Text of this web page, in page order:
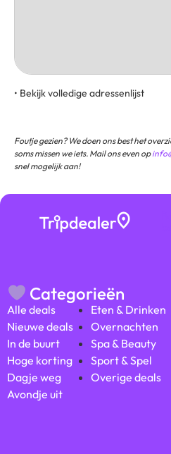
• Bekijk volledige adressenlijst
Foutje gezien? We doen ons best het
soms missen we iets. Mail ons even op
snel mogelijk aan!
Categorieën
Alle deals
Nieuwe deals
In de buurt
Hoge korting
Dagje weg
Avondje uit
Eten & Drinken
Overnachten
Spa & Beauty
Sport & Spel
Overige deals